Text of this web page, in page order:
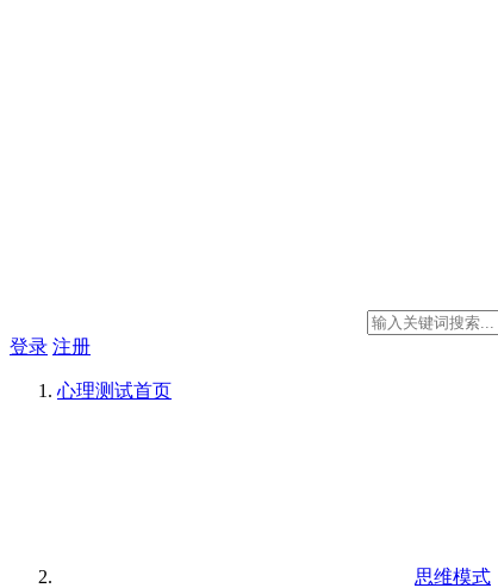
登录 注册
心理测试首页
思维模式